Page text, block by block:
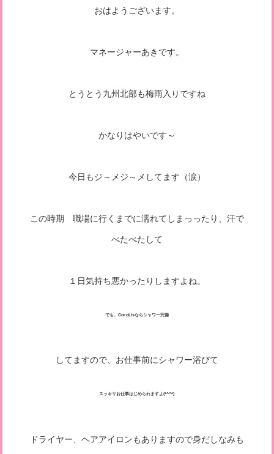
おはようございます。
マネージャーあきです。
とうとう九州北部も梅雨入りですね
かなりはやいです～
今日もジ～メジ～メしてます（涙）
この時期 職場に行くまでに濡れてしまっったり、汗で
べたべたして
１日気持ち悪かったりしますよね。
でも、CocoLisならシャワー完備
してますので、お仕事前にシャワー浴びて
スッキリお仕事はじめられますよ(*^^*)
ドライヤー、ヘアアイロンもありますので身だしなみも